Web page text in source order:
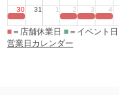
30 31 1 2 3 4
■ ＝店舗休業日 ■ ＝イベント日
営業日カレンダー